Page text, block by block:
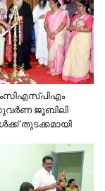
ജൂബിലി
തുടക്കമായി